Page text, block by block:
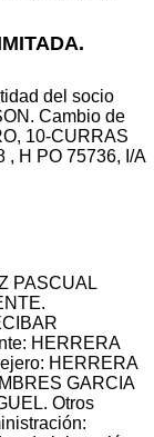
del socio
Cambio de
10-CURRAS
, H PO 75736, I/A
PASCUAL
HERRERA
HERRERA
GARCIA
Otros